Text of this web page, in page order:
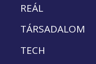
REÁL
TÁRSADALOM
TECH